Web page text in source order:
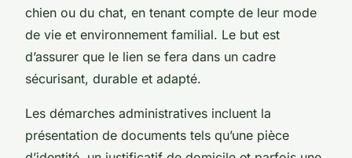
chien ou du chat, en tenant compte de leur mode
de vie et environnement familial. Le but est
d’assurer que le lien se fera dans un cadre
sécurisant, durable et adapté.
Les démarches administratives incluent la
présentation de documents tels qu’une pièce